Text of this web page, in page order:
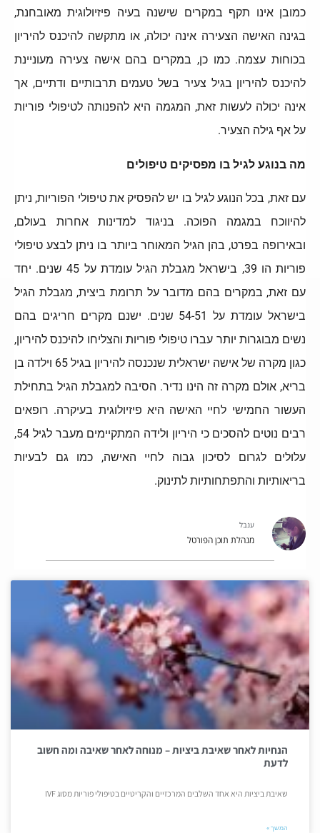
כמובן אינו תקף במקרים שישנה בעיה פיזיולוגית מאובחנת,
בגינה האישה הצעירה אינה יכולה, או מתקשה להיכנס להיריון
בכוחות עצמה. כמו כן, במקרים בהם אישה צעירה מעוניינת
להיכנס להיריון בגיל צעיר בשל טעמים תרבותיים ודתיים, אך
אינה יכולה לעשות זאת, המגמה היא להפנותה לטיפולי פוריות
על אף גילה הצעיר.
מה בנוגע לגיל בו מפסיקים טיפולים
עם זאת, בכל הנוגע לגיל בו יש להפסיק את טיפולי הפוריות, ניתן
להיווכח במגמה הפוכה. בניגוד למדינות אחרות בעולם,
ובאירופה בפרט, בהן הגיל המאוחר ביותר בו ניתן לבצע טיפולי
פוריות הו 39, בישראל מגבלת הגיל עומדת על 45 שנים. יחד
עם זאת, במקרים בהם מדובר על תרומת ביצית, מגבלת הגיל
בישראל עומדת על 54-51 שנים. ישנם מקרים חריגים בהם
נשים מבוגרות יותר עברו טיפולי פוריות והצליחו להיכנס להיריון,
כגון מקרה של אישה ישראלית שנכנסה לה
יריון בגיל 65 וילדה בן
בריא, אולם מקרה זה הינו נדיר. הסיבה למגבלת הגיל בתחילת
העשור החמישי לחיי האישה היא פיזיולוגית בעיקרה. רופאים
רבים נוטים להסכים כי היריון ולידה המתקיימים מעבר לגיל 54,
עלולים לגרום לסיכון גבוה לחיי האישה, כמו גם לבעיות
בריאותיות והתפתחותיות לתינוק.
ענבל
מנהלת תוכן הפורטל
הנחיות לאחר שאיבת ביציות – מנוחה לאחר שאיבה ומה חשוב
לדעת
שאיבת ביציות היא אחד השלבים המרכזיים והקריטיים בטיפולי פוריות מסוג IVF
המשך »